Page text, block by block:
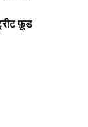
फ़ूड